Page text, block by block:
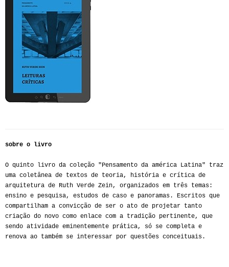
sobre o livro
O quinto livro da coleção "Pensamento da américa Latina" traz
uma coletânea de textos de teoria, história e crítica de
arquitetura de Ruth Verde Zein, organizados em três temas:
ensino e pesquisa, estudos de caso e panoramas. Escritos que
compartilham a convicção de ser o ato de projetar tanto
criação do novo como enlace com a tradição pertinente, que
sendo atividade eminentemente prática, só se completa e
renova ao também se interessar por questões conceituais.